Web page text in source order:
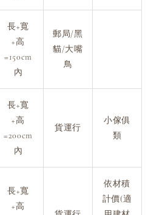
長+寬
+高
=150cm
內
郵局/黑
貓/大嘴
鳥
長+寬
+高
=200cm
內
貨運行
小傢俱
類
長+寬
+高
依材積
計價(適